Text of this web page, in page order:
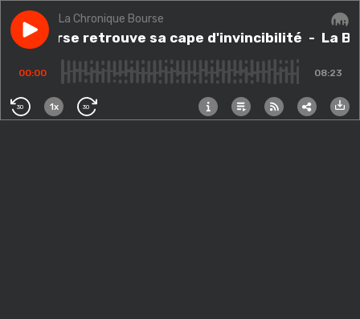
Play episodeLa Bourse retrouve sa cape d'invincibilité
La Chronique Bourse
La Bourse retrouve sa cape d'invincibilité - La
00:00 08:23
30 1x 30